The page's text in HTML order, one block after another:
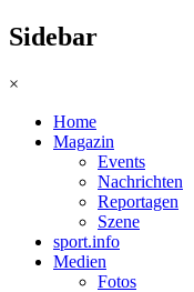
Sidebar
×
Home
Magazin
Events
Nachrichten
Reportagen
Szene
sport.info
Medien
Fotos